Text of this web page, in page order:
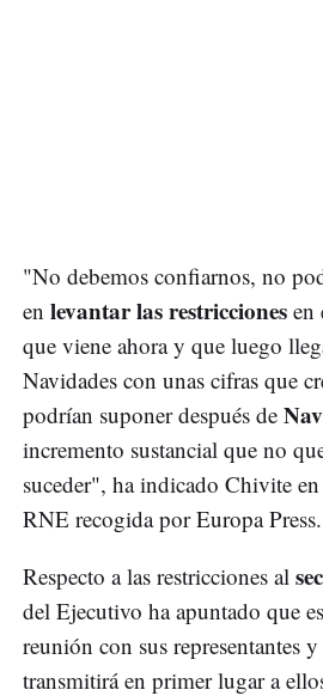
"No debemos confiarnos, no
en levantar las restricciones en
que viene ahora y que luego
Navidades con unas cifras que
podrían suponer después de
incremento sustancial que no
suceder", ha indicado Chivite
RNE recogida por Europa Press.
Respecto a las restricciones al
del Ejecutivo ha apuntado que
reunión con sus representantes y
transmitirá en primer lugar a